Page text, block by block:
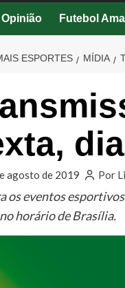
Opinião Futebol
ESPORTES MÍDIA
agosto de 2019 Por
os eventos
horário de Brasília.